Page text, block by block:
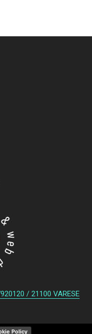
/ 21100 VARESE
Policy